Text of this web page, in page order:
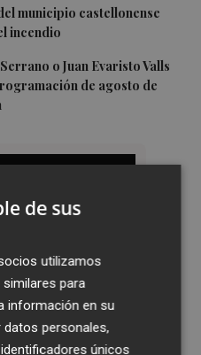
municipio castellonense
incendio
o Juan Evaristo Valls
de agosto de
de sus
utilizamos
para
información en su
personales,
únicos